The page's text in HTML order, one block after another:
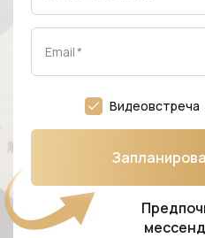
Email*
Видеовстреча